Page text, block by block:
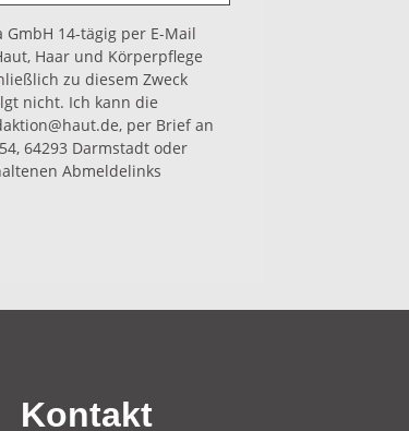
14-tägig per E-Mail
Haar und Körperpflege
zu diesem Zweck
nicht. Ich kann die
per Brief an
64293 Darmstadt oder
Abmeldelinks
Kontakt